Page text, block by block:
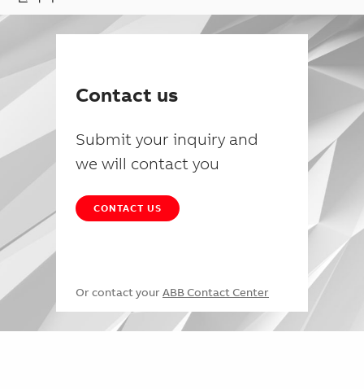
Contact us
Submit your inquiry and
we will contact you
CONTACT US
Or contact your ABB Contact Center